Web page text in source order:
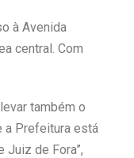
à Avenida
central. Com
também o
a Prefeitura está
Juiz de Fora”,